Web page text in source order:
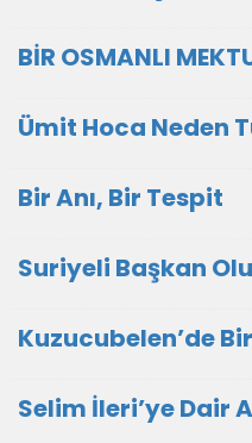
BİR OSMANLI
Ümit Hoca Neden
Bir Anı, Bir Tespit
Suriyeli Başkan
Kuzucubelen’de
Selim İleri’ye Dair